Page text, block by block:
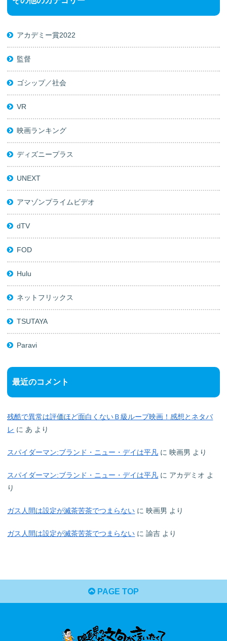
アカデミー賞2022
監督
ゴシップ／社会
VR
映画ランキング
ディズニープラス
UNEXT
アマゾンプライムビデオ
dTV
FOD
Hulu
ネットフリックス
TSUTAYA
Paravi
最近のコメント
残酷で異常は評価ほど面白くないＢ級ループ映画！感想とネタバ
レ に あ より
スパイダーマン:ブランド・ニュー・デイは平凡 に映画男 より
スパイダーマン:ブランド・ニュー・デイは平凡 に アカデミオ よ
り
ガス人間は設定が滅茶苦茶でつまらない に映画男 より
ガス人間は設定が滅茶苦茶でつまらない に諭吉 より
PAGE TOP